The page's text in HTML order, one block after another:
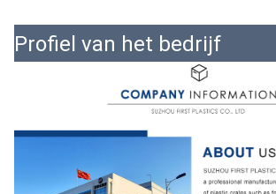
Profiel van het bedrijf